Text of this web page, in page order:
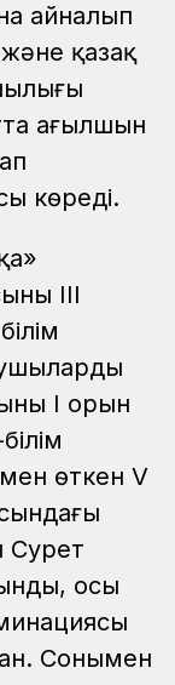
айналып
қазақ
ағылшын
көреді.
ІІІ
І орын
өткен V
Сурет
осы
Сонымен